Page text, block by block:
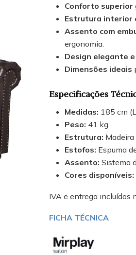
Conforto superior
Estrutura interior
Assento com
ergonomia.
Design elegante
Dimensões ideais
Especificações
Medidas: 185 cm
Peso: 41 kg
Estrutura:
Estofos: Espuma
Assento: Sistema
Cores disponíveis:
IVA e entrega incluídos
FICHA TÉCNICA